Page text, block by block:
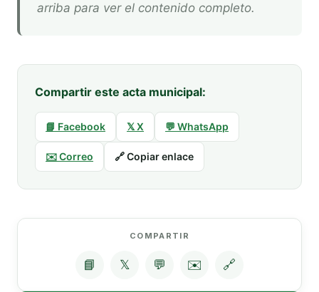
arriba para ver el contenido completo.
Compartir este acta municipal:
📘 Facebook 𝕏 X 💬 WhatsApp
✉️ Correo 🔗 Copiar enlace
COMPARTIR
📘 𝕏 💬 ✉️ 🔗